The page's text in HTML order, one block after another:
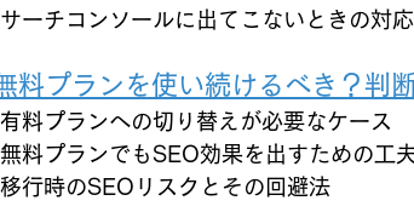
ーチコンソールに出てこないときの対応
料プランを使い続けるべき？判
料プランへの切り替えが必要なケース
料プランでもSEO効果を出すための工
行時のSEOリスクとその回避法